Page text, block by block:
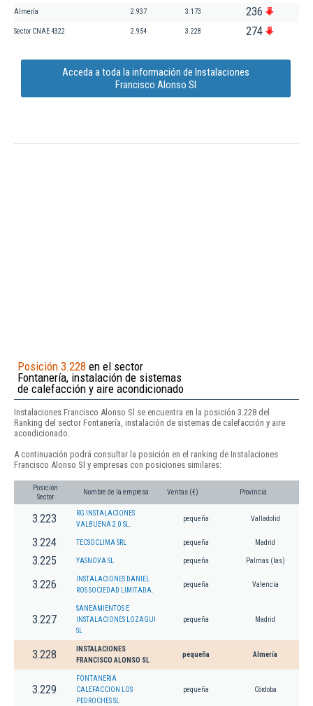
Almería 2.937 3.173 236
Sector CNAE 4322 2.954 3.228 274
Acceda a toda la información de Instalaciones
Francisco Alonso Sl
Posición 3.228 en el sector
Fontanería, instalación de sistemas
de calefacción y aire acondicionado
Instalaciones Francisco Alonso Sl se encuentra en la posición 3.228 del
Ranking del sector Fontanería, instalación de sistemas de calefacción y aire
acondicionado.
A continuación podrá consultar la posición en el ranking de Instalaciones
Francisco Alonso Sl y empresas con posiciones similares:
Posición
Sector
Nombre de la empresa Ventas (€) Provincia
3.223
RG INSTALACIONES
VALBUENA 2.0 SL.
pequeña Valladolid
3.224 TECSOCLIMA SRL pequeña Madrid
3.225 YASNOVA SL pequeña Palmas (las)
3.226
INSTALACIONES DANIEL
ROS SOCIEDAD LIMITADA.
pequeña Valencia
3.227
SANEAMIENTOS E
INSTALACIONES LOZAGUI
SL
pequeña Madrid
3.228
INSTALACIONES
FRANCISCO ALONSO SL
pequeña Almería
3.229
FONTANERIA
CALEFACCION LOS
PEDROCHES SL
pequeña Córdoba